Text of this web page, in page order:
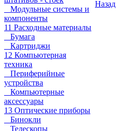
Модульные системы и
компоненты
11 Расходные материалы
Бумага
Картриджи
12 Компьютерная
техника
Периферийные
устройства
Компьютерные
аксессуары
13 Оптические приборы
Бинокли
Телескопы
Назад